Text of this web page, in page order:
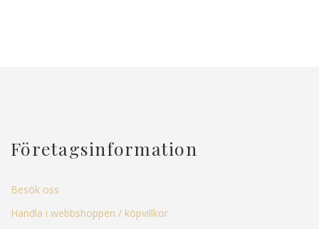
Företagsinformation
Besök oss
Handla i webbshoppen / köpvillkor